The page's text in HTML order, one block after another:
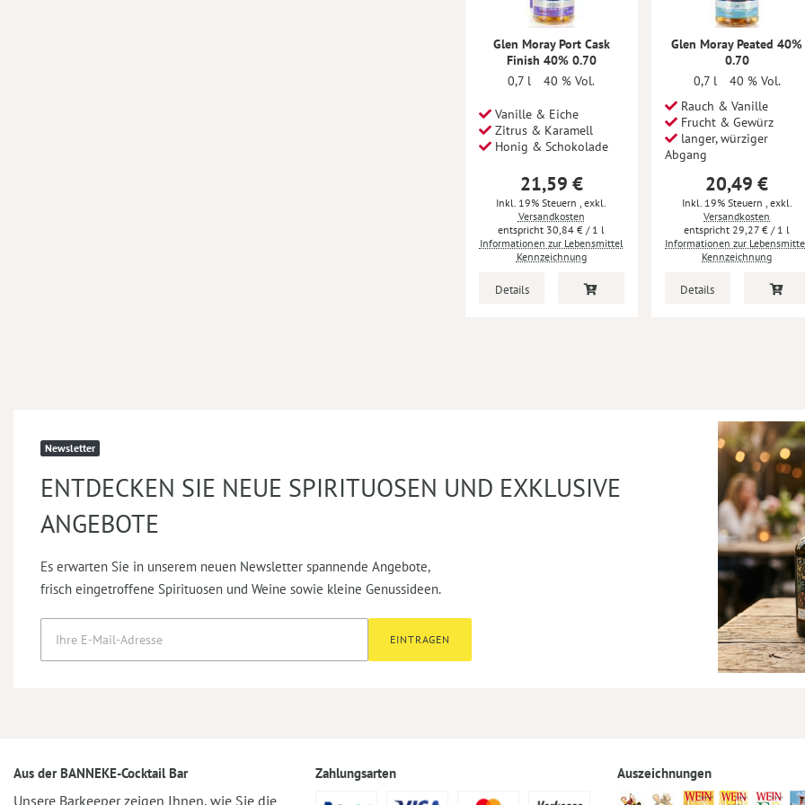
Glen Moray Port Cask
Finish 40% 0.70
0,7 l
40 % Vol.
Vanille & Eiche
Zitrus & Karamell
Honig & Schokolade
21,59 €
Inkl. 19% Steuern
exkl.
Versandkosten
30,84 € / 1 l
Informationen zur Lebensmittel
Kennzeichnung
Details
Glen Moray Peated 40%
0.70
0,7 l
40 % Vol.
Rauch & Vanille
Frucht & Gewürz
langer, würziger
Abgang
20,49 €
Inkl. 19% Steuern exkl.
Versandkosten
29,27 € / 1 l
Informationen zur
Kennzeichnung
Details
Newsletter
ENTDECKEN SIE NEUE SPIRITUOSEN UND EXKLUSIVE
ANGEBOTE
Es erwarten Sie in unserem neuen Newsletter spannende Angebote,
frisch eingetroffene Spirituosen und Weine sowie kleine Genussideen.
EINTRAGEN
Aus der BANNEKE-Cocktail Bar
Unsere Barkeeper zeigen Ihnen, wie Sie die
Zahlungsarten Auszeichnungen